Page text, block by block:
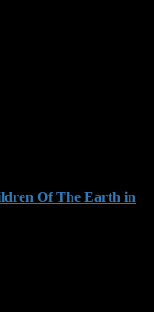
Of The Earth in